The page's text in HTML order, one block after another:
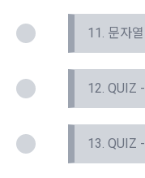
령 및 본 약관에서 정한
2. “회사”는 이용계약
원” 및 “인재회원”이 “
수집할 수 있다.
3. “개인회원” 및 “인재
다.
4) 오프라인에서 진행
5) 데이콘과 제휴한 외
받을 수 있으며, 이러
에서 이용자에게 개인
제공합니다.
11. 문자열
12. QUIZ
13. QUIZ